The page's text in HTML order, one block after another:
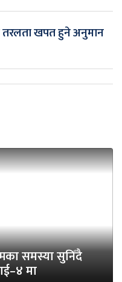
खपत हुने अनुमान
समस्या सुनिँदै
मा